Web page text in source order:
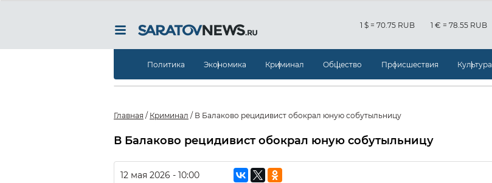
1 $ = 70.75 RUB 1 € = 78.55 RUB
Политика Экономика Криминал Общество Происшествия Культура
Главная / Криминал / В Балаково рецидивист обокрал юную собутыльницу
В Балаково рецидивист обокрал юную собутыльницу
12 мая 2026 - 10:00